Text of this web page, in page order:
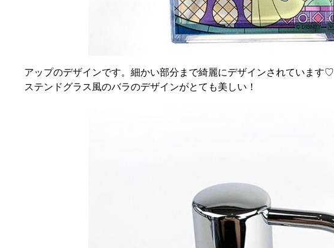
アップのデザインです。細かい部分まで綺麗にデザインされています♡
ステンドグラス風のバラのデザインがとても美しい！